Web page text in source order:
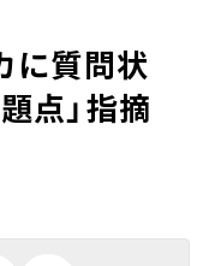
に質問状
点」指摘